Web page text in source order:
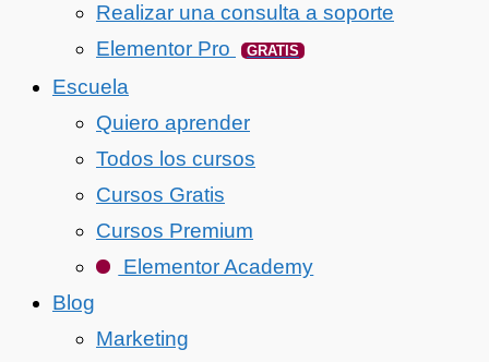
Realizar una consulta a soporte
Elementor Pro
GRATIS
Escuela
Quiero aprender
Todos los cursos
Cursos Gratis
Cursos Premium
Elementor Academy
Blog
Marketing